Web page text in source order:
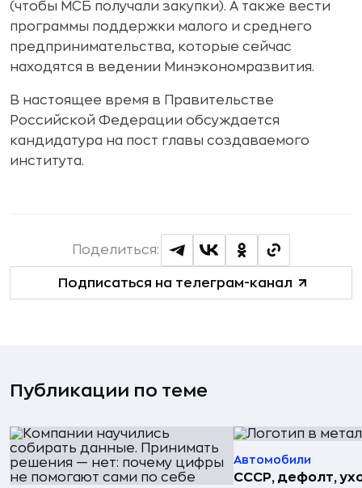
(чтобы МСБ получали закупки). А также вести
программы поддержки малого и среднего
предпринимательства, которые сейчас
находятся в ведении Минэкономразвития.
В настоящее время в Правительстве
Российской Федерации обсуждается
кандидатура на пост главы создаваемого
института.
Подписаться на телеграм-канал
Поделиться:
Публикации по теме
Автомобили
СССР, дефолт,